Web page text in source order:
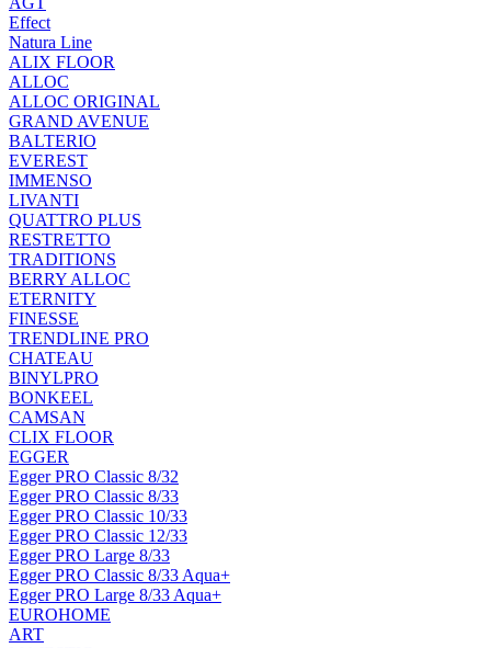
Effect
Natura Line
ALIX FLOOR
ALLOC
ALLOC ORIGINAL
GRAND AVENUE
BALTERIO
EVEREST
IMMENSO
LIVANTI
QUATTRO PLUS
RESTRETTO
TRADITIONS
BERRY ALLOC
ETERNITY
FINESSE
TRENDLINE PRO
CHATEAU
BINYLPRO
BONKEEL
CAMSAN
CLIX FLOOR
EGGER
Egger PRO Classic 8/32
Egger PRO Classic 8/33
Egger PRO Classic 10/33
Egger PRO Classic 12/33
Egger PRO Large 8/33
Egger PRO Classic 8/33 Aqua+
Egger PRO Large 8/33 Aqua+
EUROHOME
ART